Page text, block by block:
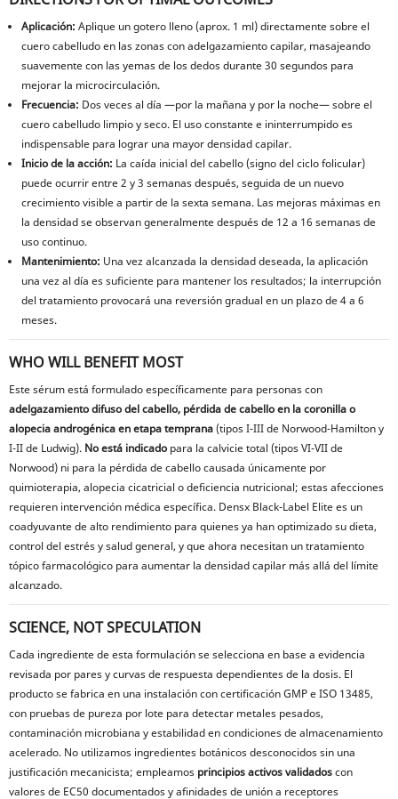
Aplicación: Aplique un gotero lleno (aprox. 1 ml) directamente sobre el
cuero cabelludo en las zonas con adelgazamiento capilar, masajeando
suavemente con las yemas de los dedos durante 30 segundos para
mejorar la microcirculación.
Frecuencia: Dos veces al día —por la mañana y por la noche— sobre el
cuero cabelludo limpio y seco. El uso constante e ininterrumpido es
indispensable para lograr una mayor densidad capilar.
Inicio de la acción: La caída inicial del cabello (signo del ciclo folicular)
puede ocurrir entre 2 y 3 semanas después, seguida de un nuevo
crecimiento visible a partir de la sexta semana. Las mejoras máximas en
la densidad se observan generalmente después de 12 a 16 semanas de
uso continuo.
Mantenimiento: Una vez alcanzada la densidad deseada, la aplicación
una vez al día es suficiente para mantener los resultados; la interrupción
del tratamiento provocará una reversión gradual en un plazo de 4 a 6
meses.
WHO WILL BENEFIT MOST
Este sérum está formulado específicamente para personas con
adelgazamiento difuso del cabello, pérdida de cabello en la coronilla o
alopecia androgénica en etapa temprana(tipos I-III de Norwood-Hamilton y
I-II de Ludwig). No está indicado para la calvicie total (tipos VI-VII de
Norwood) ni para la pérdida de cabello causada únicamente por
quimioterapia, alopecia cicatricial o deficiencia nutricional; estas afecciones
requieren intervención médica específica. Densx Black-Label Elite es un
coadyuvante de alto rendimiento para quienes ya han optimizado su dieta,
control del estrés y salud general, y que ahora necesitan un tratamiento
tópico farmacológico para aumentar la densidad capilar más allá del límite
alcanzado.
SCIENCE, NOT SPECULATION
Cada ingrediente de esta formulación se selecciona en base a evidencia
revisada por pares y curvas de respuesta dependientes de la dosis. El
producto se fabrica en una instalación con certificación GMP e ISO 13485,
con pruebas de pureza por lote para detectar metales pesados,
contaminación microbiana y estabilidad en condiciones de almacenamiento
acelerado. No utilizamos ingredientes botánicos desconocidos sin una
justificación mecanicista; empleamos principios activos validadoscon
valores de EC50 documentados y afinidades de unión a receptores